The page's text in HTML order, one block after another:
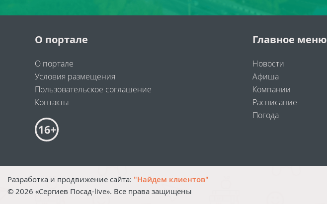
О портале
О портале
Условия размещения
Пользовательское соглашение
Контакты
Главное меню
Новости
Афиша
Компании
Расписание
Погода
Разработка и продвижение сайта: "Найдем клиентов"
© 2026 «Сергиев Посад-live». Все права защищены